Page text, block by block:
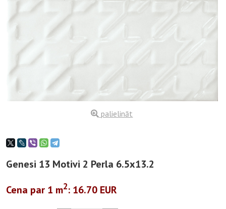
palielināt
Genesi 13 Motivi 2 Perla 6.5x13.2
Cena par 1 m2: 16.70 EUR